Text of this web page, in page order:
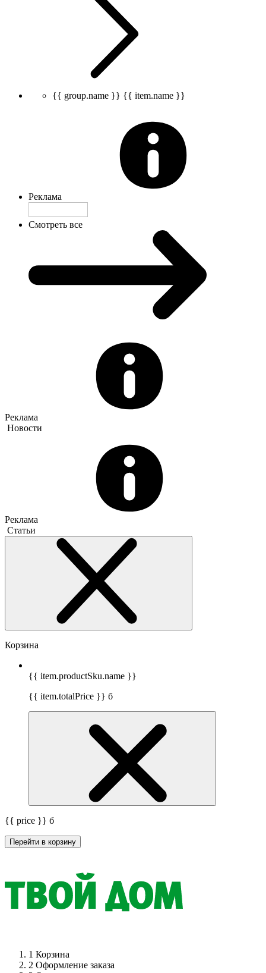
{{ group.name }} {{ item.name }}
Реклама
Смотреть все
Реклама
Новости
Реклама
Статьи
Корзина
{{ item.productSku.name }}
{{ item.totalPrice }} б
{{ price }} б
Перейти в корзину
1 Корзина
2 Оформление заказа